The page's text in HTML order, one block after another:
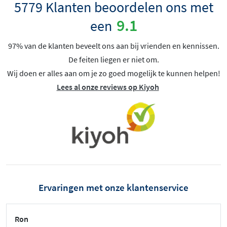
5779 Klanten beoordelen ons met
een 9.1
97% van de klanten beveelt ons aan bij vrienden en kennissen.
De feiten liegen er niet om.
Wij doen er alles aan om je zo goed mogelijk te kunnen helpen!
Lees al onze reviews op Kiyoh
Ervaringen met onze klantenservice
Ron